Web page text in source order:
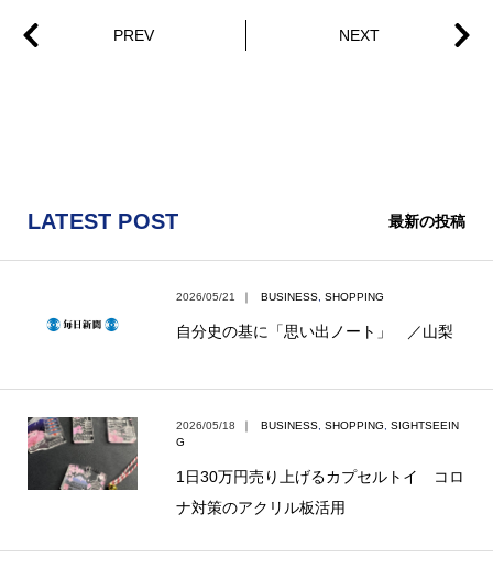
LATEST POST 最新の投稿
2026/05/21 ｜ BUSINESS SHOPPING
自分史の基に「思い出ノート」 ／山梨
2026/05/18 ｜ BUSINESS SHOPPING
SIGHTSEEIN
G
1日30万円売り上げるカプセルトイ コロ
ナ対策のアクリル板活用